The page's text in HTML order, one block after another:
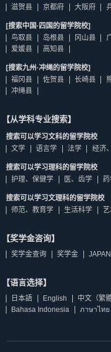
滋贺县
京都府 大阪府
[搜索中国·四国的留学院校]
鸟取县
岛根县 冈山县
爱媛县
高知县
[搜索九州·冲绳的留学院校]
福冈县
佐贺县 长崎县
冲绳县
【从学科专业搜索】
搜索可以学习文科的留学院校
文学
语言学 法学 经济
搜索可以学习理科的留学院校
护理、保健学
医、齿学
搜索可以学习文理科的留学院校
师范、教育学
生活科学
【奖学金咨询】
奖学金查询 奖学金
【语言选择】
日本語 English 中文（繁
Bahasa Indonesia
ภาษาไทย